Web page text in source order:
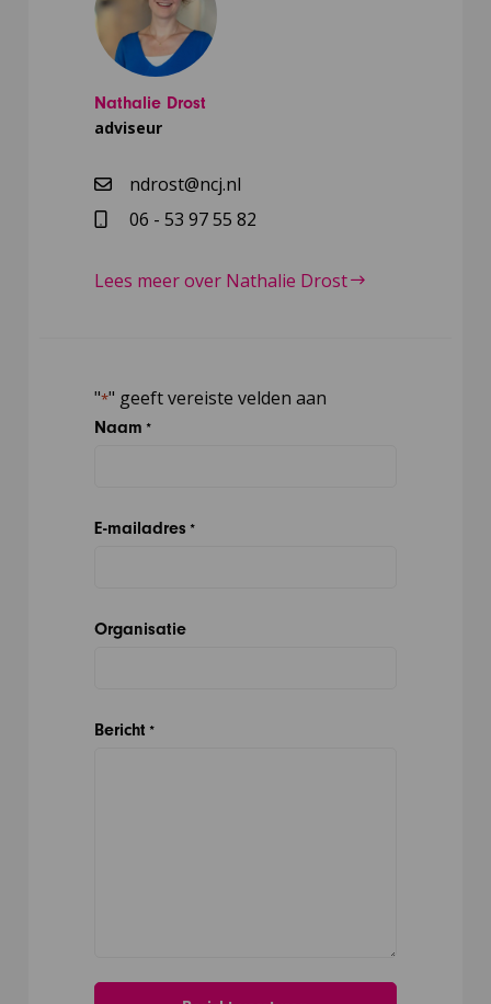
Nathalie Drost
adviseur
ndrost@ncj.nl
06 - 53 97 55 82
Lees meer over Nathalie Drost
"*" geeft vereiste velden aan
Naam *
E-mailadres *
Organisatie
Bericht *